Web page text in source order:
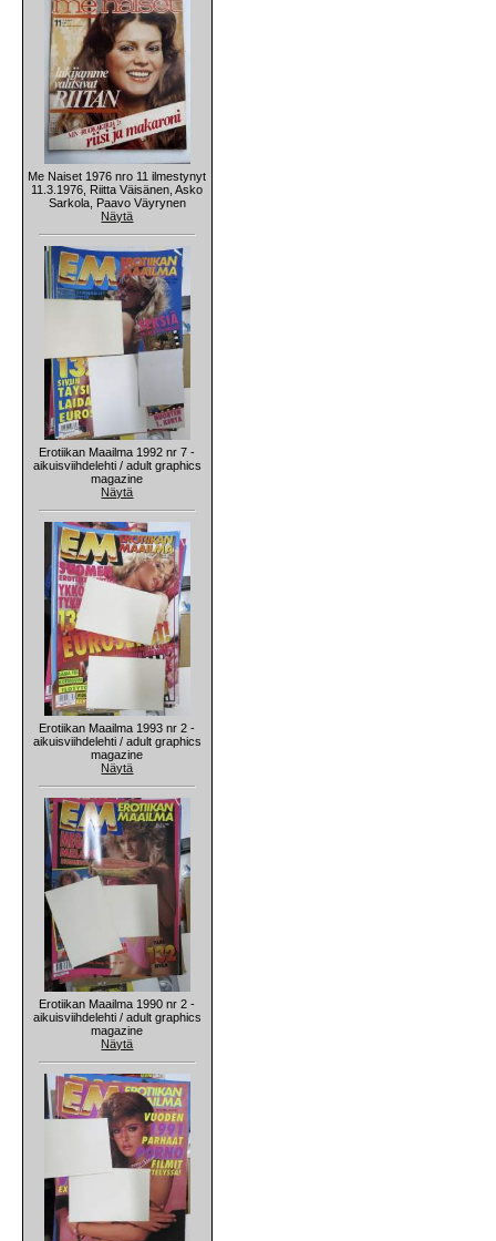
Me Naiset 1976 nro 11 ilmestynyt
11.3.1976, Riitta Väisänen, Asko
Sarkola, Paavo Väyrynen
Näytä
Erotiikan Maailma 1992 nr 7 -
aikuisviihdelehti / adult graphics
magazine
Näytä
Erotiikan Maailma 1993 nr 2 -
aikuisviihdelehti / adult graphics
magazine
Näytä
Erotiikan Maailma 1990 nr 2 -
aikuisviihdelehti / adult graphics
magazine
Näytä